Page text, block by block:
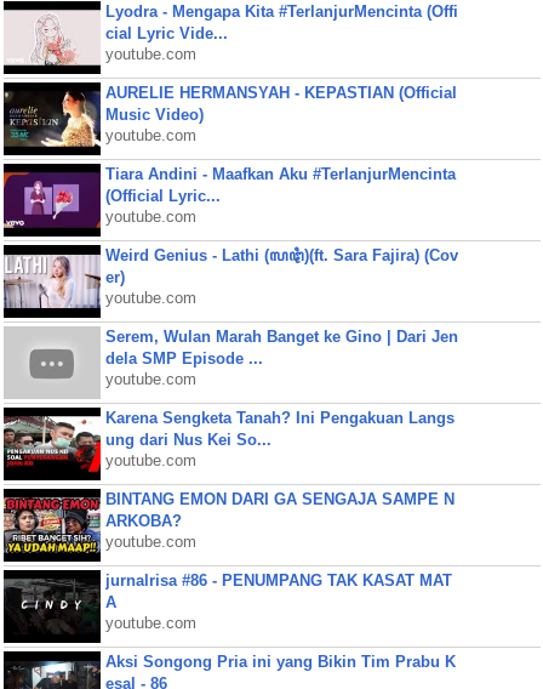
Lyodra - Mengapa Kita #TerlanjurMencinta (Offi
cial Lyric Vide...
youtube.com
AURELIE HERMANSYAH - KEPASTIAN (Official
Music Video)
youtube.com
Tiara Andini - Maafkan Aku #TerlanjurMencinta
(Official Lyric...
youtube.com
Weird Genius - Lathi (ꦭꦛꦶ)(ft. Sara Fajira) (Cov
er)
youtube.com
Serem, Wulan Marah Banget ke Gino | Dari Jen
dela SMP Episode ...
youtube.com
Karena Sengketa Tanah? Ini Pengakuan Langs
ung dari Nus Kei So...
youtube.com
BINTANG EMON DARI GA SENGAJA SAMPE N
ARKOBA?
youtube.com
jurnalrisa #86 - PENUMPANG TAK KASAT MAT
A
youtube.com
Aksi Songong Pria ini yang Bikin Tim Prabu K
esal - 86